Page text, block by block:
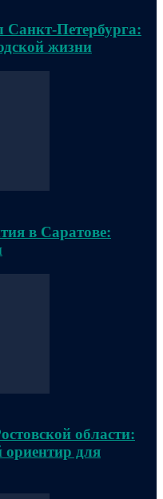
Санкт-Петербурга:
жизни
в Саратове:
области:
для